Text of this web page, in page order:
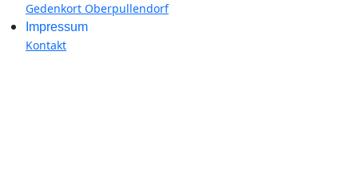
Gedenkort Oberpullendorf
Impressum
Kontakt